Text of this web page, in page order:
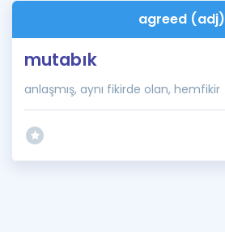
agreed (adj)
mutabık
anlaşmış, aynı fikirde olan, hemfikir